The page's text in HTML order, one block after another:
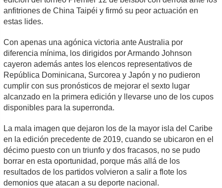
anfitriones de China Taipéi y firmó su peor actuación en
estas lides.
Con apenas una agónica victoria ante Australia por
diferencia mínima, los dirigidos por Armando Johnson
cayeron además antes los elencos representativos de
República Dominicana, Surcorea y Japón y no pudieron
cumplir con sus pronósticos de mejorar el sexto lugar
alcanzado en la primera edición y llevarse uno de los cupos
disponibles para la superronda.
La mala imagen que dejaron los de la mayor isla del Caribe
en la edición precedente de 2019, cuando se ubicaron en el
décimo puesto con un triunfo y dos fracasos, no se pudo
borrar en esta oportunidad, porque más allá de los
resultados de los partidos volvieron a salir a flote los
demonios que atacan a su deporte nacional.